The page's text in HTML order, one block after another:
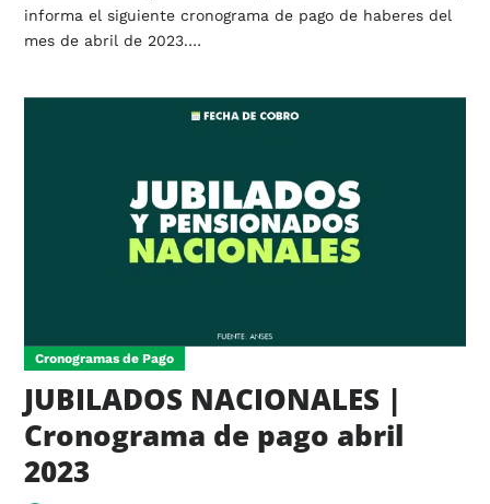
informa el siguiente cronograma de pago de haberes del
mes de abril de 2023.…
Cronogramas de Pago
JUBILADOS NACIONALES |
Cronograma de pago abril
2023